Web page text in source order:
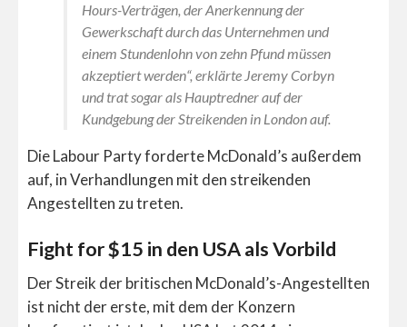
Hours-Verträgen, der Anerkennung der
Gewerkschaft durch das Unternehmen und
einem Stundenlohn von zehn Pfund müssen
akzeptiert werden“, erklärte Jeremy Corbyn
und trat sogar als Hauptredner auf der
Kundgebung der Streikenden in London auf.
Die Labour Party forderte McDonald’s außerdem
auf, in Verhandlungen mit den streikenden
Angestellten zu treten.
Fight for $15 in den USA als Vorbild
Der Streik der britischen McDonald’s-Angestellten
ist nicht der erste, mit dem der Konzern